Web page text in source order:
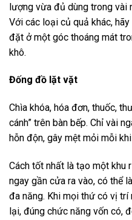
lượng vừa đủ dùng trong vài
Với các loại củ quả khác,
đặt ở một góc thoáng mát
khô.
Đống đồ lặt vặt
Chìa khóa, hóa đơn, thuốc,
cánh” trên bàn bếp. Chỉ vài
hỗn độn, gây mệt mỏi mỗi
Cách tốt nhất là tạo một khu
ngay gần cửa ra vào, có thể
đa năng. Khi mọi thứ có vị trí
lại, đúng chức năng vốn có,